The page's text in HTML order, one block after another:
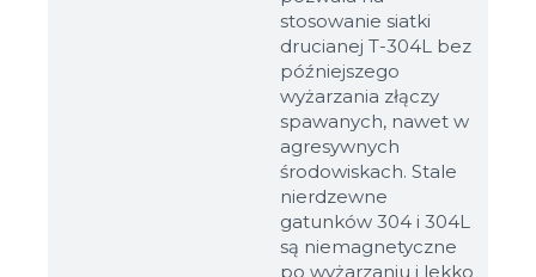
stosowanie siatki
drucianej T-304L bez
późniejszego
wyżarzania złączy
spawanych, nawet w
agresywnych
środowiskach. Stale
nierdzewne
gatunków 304 i 304L
są niemagnetyczne
po wyżarzaniu i lekko